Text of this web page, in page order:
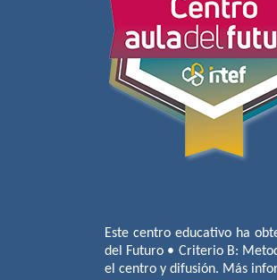
Este centro educativo ha
del Futuro • Criterio B:
el centro y difusión. Más